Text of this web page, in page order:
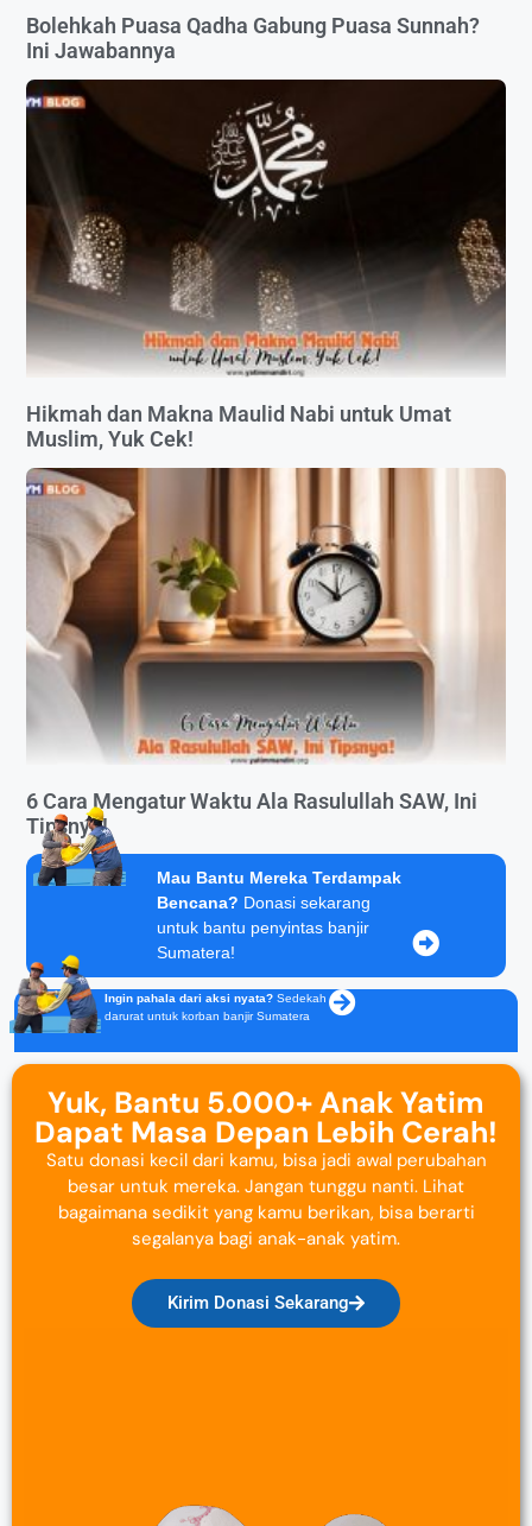
Bolehkah Puasa Qadha Gabung Puasa Sunnah?
Ini Jawabannya
Hikmah dan Makna Maulid Nabi untuk Umat
Muslim, Yuk Cek!
6 Cara Mengatur Waktu Ala Rasulullah SAW, Ini
Tipsnya!
Mau Bantu Mereka Terdampak
Bencana? Donasi sekarang
untuk bantu penyintas banjir
Sumatera!
Ingin pahala dari aksi nyata? Sedekah
darurat untuk korban banjir Sumatera
Yuk, Bantu 5.000+ Anak Yatim
Dapat Masa Depan Lebih Cerah!
Satu donasi kecil dari kamu, bisa jadi awal perubahan
besar untuk mereka. Jangan tunggu nanti. Lihat
bagaimana sedikit yang kamu berikan, bisa berarti
segalanya bagi anak-anak yatim.
Kirim Donasi Sekarang